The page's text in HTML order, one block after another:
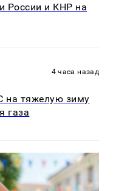
России и КНР на
4 часа назад
на тяжелую зиму
газа